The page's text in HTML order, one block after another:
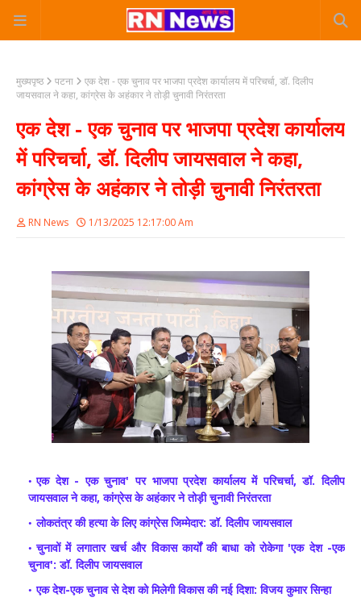
मुख्यपृष्ठ पटना
एक देश - एक चुनाव पर भाजपा प्रदेश कार्यालय में परिचर्चा, डॉ. दिलीप
जायसवाल ने कहा, कांग्रेस के अहंकार ने तोड़ी चुनावी निरंतरता
एक देश - एक चुनाव पर भाजपा प्रदेश कार्यालय
में परिचर्चा, डॉ. दिलीप जायसवाल ने कहा,
कांग्रेस के अहंकार ने तोड़ी चुनावी निरंतरता
RN News 1/13/2025 12:17:00 Am
एक देश - एक चुनाव' पर भाजपा प्रदेश कार्यालय में परिचर्चा, डॉ. दिलीप
जायसवाल ने कहा, कांग्रेस के अहंकार ने तोड़ी चुनावी निरंतरता
लोकतंत्र की हत्या के लिए कांग्रेस जिम्मेदार: डॉ. दिलीप जायसवाल
चुनावों में लगातार खर्च और विकास कार्यों की बाधा को रोकेगा 'एक देश -एक
चुनाव': डॉ. दिलीप जायसवाल
एक देश-एक चुनाव से देश को मिलेगी विकास की नई दिशा: विजय कुमार सिन्हा